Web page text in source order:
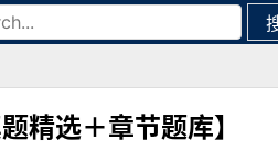
精选＋章节题库】